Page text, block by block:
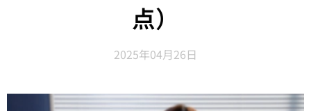
点）
2025年04月26日